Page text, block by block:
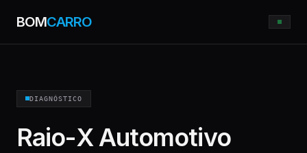
BOMCARRO
DIAGNÓSTICO
Raio-X Automotivo